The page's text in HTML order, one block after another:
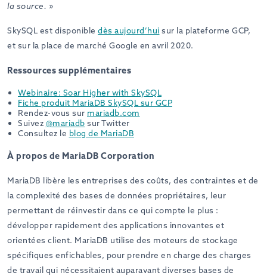
la source. »
SkySQL est disponible dès aujourd’hui sur la plateforme GCP,
et sur la place de marché Google en avril 2020.
Ressources supplémentaires
Webinaire: Soar Higher with SkySQL
Fiche produit MariaDB SkySQL sur GCP
Rendez-vous sur mariadb.com
Suivez @mariadb sur Twitter
Consultez le blog de MariaDB
À propos de MariaDB Corporation
MariaDB libère les entreprises des coûts, des contraintes et de
la complexité des bases de données propriétaires, leur
permettant de réinvestir dans ce qui compte le plus :
développer rapidement des applications innovantes et
orientées client. MariaDB utilise des moteurs de stockage
spécifiques enfichables, pour prendre en charge des charges
de travail qui nécessitaient auparavant diverses bases de